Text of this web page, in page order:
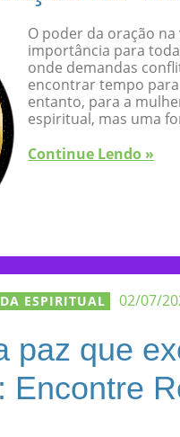
O poder da oração
importância para
onde demandas
encontrar tempo
entanto, para a
espiritual, mas uma
Continue Lendo »
ESPIRITUAL 02/07/
paz que
Encontre